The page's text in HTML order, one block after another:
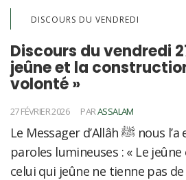
DISCOURS DU VENDREDI
Discours du vendredi
jeûne et la
volonté »
27 FÉVRIER 2026 PARASSALAM
Le Messager d’Allâh ﷺ nous l’a enseigné en deux
paroles lumineuses : « Le
celui qui jeûne ne tienne pas